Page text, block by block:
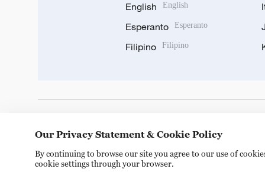
English English
Esperanto Esperanto
Filipino Filipino
Our Privacy Statement & Cookie Policy
By continuing to browse our site you agree to our use of
cookie settings through your browser.